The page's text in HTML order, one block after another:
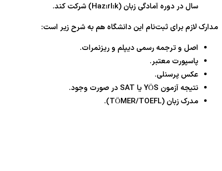
سال در دوره آمادگی زبان (Hazırlık) شرکت کند.
مدارک لازم برای ثبت‌نام این دانشگاه هم به شرح زیر است:
اصل و ترجمه رسمی دیپلم و ریزنمرات.
پاسپورت معتبر.
عکس پرسنلی.
نتیجه آزمون YÖS یا SAT در صورت وجود.
مدرک زبان (TÖMER/TOEFL).